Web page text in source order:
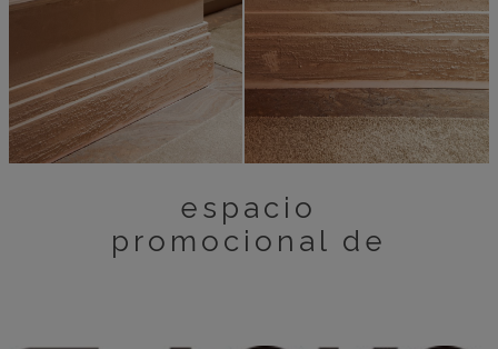
espacio
promocional de